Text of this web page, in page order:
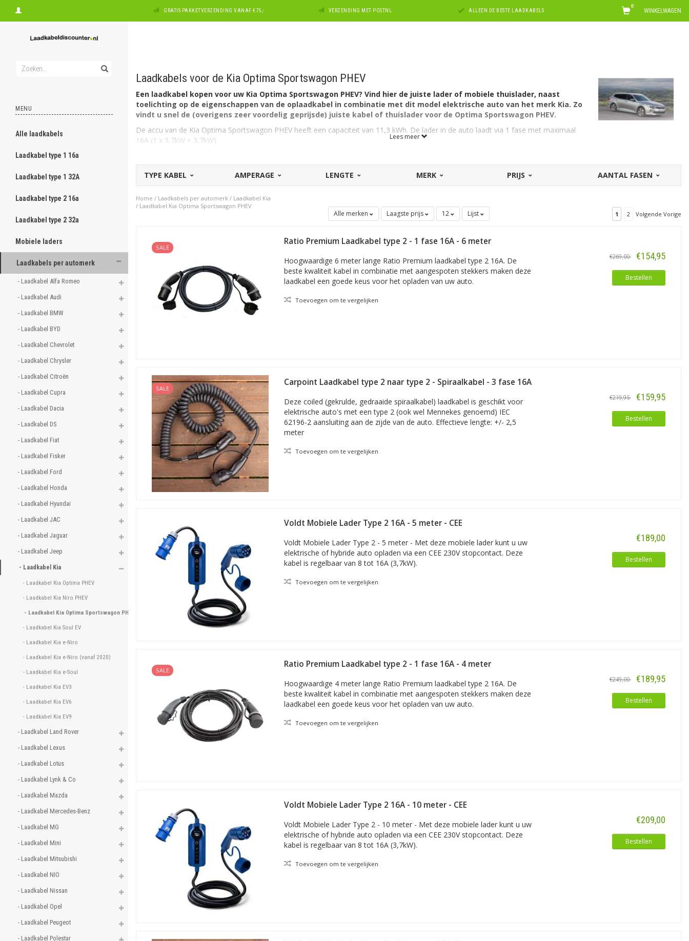
GRATIS PAKKETVERZENDING VANAF €75,- VERZENDING MET POSTNL ALLEEN DE BESTE LAADKABELS WINKELWAGEN
0
MENU
Alle laadkabels
Laadkabel type 1 16a
Laadkabel type 1 32A
Laadkabel type 2 16a
Laadkabel type 2 32a
Mobiele laders
Laadkabels per automerk
- Laadkabel Alfa Romeo
- Laadkabel Audi
- Laadkabel BMW
- Laadkabel BYD
- Laadkabel Chevrolet
- Laadkabel Chrysler
- Laadkabel Citroën
- Laadkabel Cupra
- Laadkabel Dacia
- Laadkabel DS
- Laadkabel Fiat
- Laadkabel Fisker
- Laadkabel Ford
- Laadkabel Honda
- Laadkabel Hyundai
- Laadkabel JAC
- Laadkabel Jaguar
- Laadkabel Jeep
- Laadkabel Kia
- Laadkabel Kia Optima PHEV
- Laadkabel Kia Niro PHEV
- Laadkabel Kia Optima Sportswagon PHEV
- Laadkabel Kia Soul EV
- Laadkabel Kia e-Niro
- Laadkabel Kia e-Niro (vanaf 2020)
- Laadkabel Kia e-Soul
- Laadkabel Kia EV3
- Laadkabel Kia EV6
- Laadkabel Kia EV9
- Laadkabel Land Rover
- Laadkabel Lexus
- Laadkabel Lotus
- Laadkabel Lynk & Co
- Laadkabel Mazda
- Laadkabel Mercedes-Benz
- Laadkabel MG
- Laadkabel Mini
- Laadkabel Mitsubishi
- Laadkabel NIO
- Laadkabel Nissan
- Laadkabel Opel
- Laadkabel Peugeot
- Laadkabel Polestar
Laadkabels voor de Kia Optima Sportswagon PHEV
Een laadkabel kopen voor uw Kia Optima Sportswagon PHEV? Vind hier de juiste lader of mobiele thuislader, naast
toelichting op de eigenschappen van de oplaadkabel in combinatie met dit model elektrische auto van het merk Kia. Zo
vindt u snel de (overigens zeer voordelig geprijsde) juiste kabel of thuislader voor de Optima Sportswagon PHEV.
De accu van de Kia Optima Sportswagon PHEV heeft een capaciteit van 11,3 kWh. De lader in de auto laadt via 1 fase met maximaal
16A (1 x 3,7kW = 3,7kW).
De Kia Optima Sportswagon PHEV heeft aan autozijde een aansluiting Type 2 en kan laden via 1 fase met 16 ampère. Hiervoor is een EV
laadkabel Type 2, 1 fase, 16A geschikt.
voor een ander merk dan Kia? Maak dan uw keuze bij ons uitgebreide overzicht met
vermeld, hieronder voor alle laders en thuisladers die geschikt zijn voor het model Optima Sportswagon PHEV
Lees meer
TYPE KABEL AMPERAGE LENGTE MERK PRIJS AANTAL FASEN
Home / Laadkabels per automerk / Laadkabel Kia
/ Laadkabel Kia Optima Sportswagon PHEV
Alle merken Laagste prijs 12 Lijst 1 2 Volgende Vorige
SALE
Ratio Premium Laadkabel type 2 - 1 fase 16A - 6 meter
Hoogwaardige 6 meter lange Ratio Premium laadkabel type 2 16A. De
beste kwaliteit kabel in combinatie met aangespoten stekkers maken deze
laadkabel een goede keus voor het opladen van uw auto.
Toevoegen om te vergelijken
€269,00 €154,95
Bestellen
SALE
Carpoint Laadkabel type 2 naar type 2 - Spiraalkabel - 3 fase 16A
Deze coiled (gekrulde, gedraaide spiraalkabel) laadkabel is geschikt voor
elektrische auto's met een type 2 (ook wel Mennekes genoemd) IEC
62196-2 aansluiting aan de zijde van de auto. Effectieve lengte: +/- 2,5
meter
Toevoegen om te vergelijken
€219,95 €159,95
Bestellen
Voldt Mobiele Lader Type 2 16A - 5 meter - CEE
Voldt Mobiele Lader Type 2 - 5 meter - Met deze mobiele lader kunt u uw
elektrische of hybride auto opladen via een CEE 230V stopcontact. Deze
kabel is regelbaar van 8 tot 16A (3,7kW).
Toevoegen om te vergelijken
€189,00
Bestellen
SALE
Ratio Premium Laadkabel type 2 - 1 fase 16A - 4 meter
Hoogwaardige 4 meter lange Ratio Premium laadkabel type 2 16A. De
beste kwaliteit kabel in combinatie met aangespoten stekkers maken deze
laadkabel een goede keus voor het opladen van uw auto.
Toevoegen om te vergelijken
€249,00 €189,95
Bestellen
Voldt Mobiele Lader Type 2 16A - 10 meter - CEE
Voldt Mobiele Lader Type 2 - 10 meter - Met deze mobiele lader kunt u uw
elektrische of hybride auto opladen via een CEE 230V stopcontact. Deze
kabel is regelbaar van 8 tot 16A (3,7kW).
Toevoegen om te vergelijken
€209,00
Bestellen